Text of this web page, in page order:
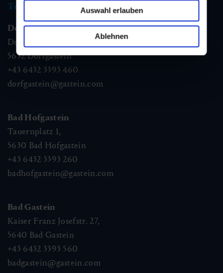
Auswahl erlauben
Ablehnen
Tourist information
Dorfgastein
Dorfstraße 1,
5632 Dorfgastein
+43 6432 3393 460
dorfgastein@gastein.com
Bad Hofgastein
Tauernplatz 1,
5630 Bad Hofgastein
+43 6432 3393 260
badhofgastein@gastein.com
Bad Gastein
Kaiser Franz Josefstr. 27,
5640 Bad Gastein
+43 6432 3393 560
badgastein@gastein.com